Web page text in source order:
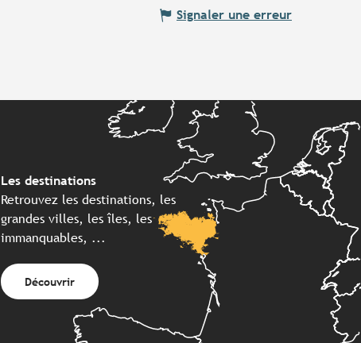
Signaler une erreur
Les destinations
Retrouvez les destinations, les
grandes villes, les îles, les
immanquables, ...
Découvrir